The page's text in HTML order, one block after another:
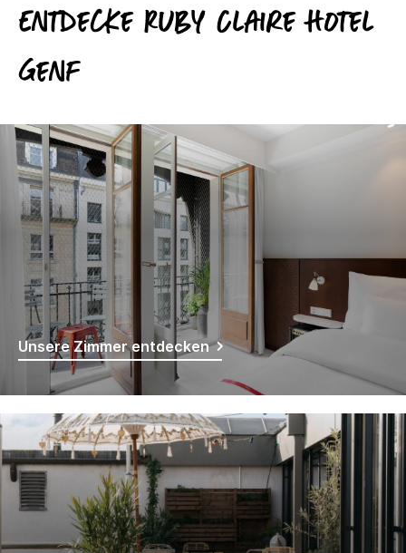
Entdecke Ruby Claire Hotel
Genf
Unsere Zimmer entdecken